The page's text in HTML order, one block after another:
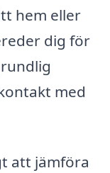
hem eller
dig för
med
att jämföra